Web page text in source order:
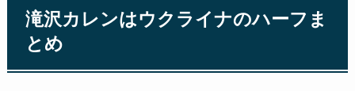
滝沢カレンはウクライナのハーフま
とめ